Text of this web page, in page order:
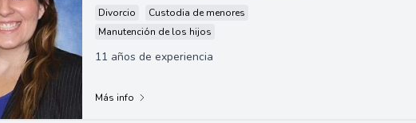
Divorcio
Custodia de menores
Manutención de los hijos
11 años de experiencia
Más info